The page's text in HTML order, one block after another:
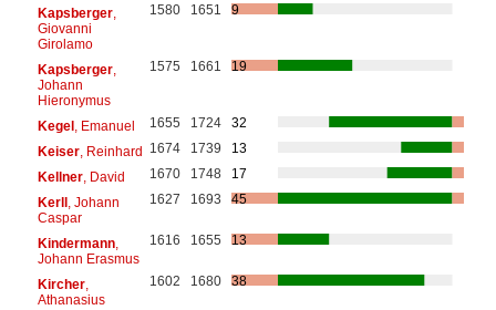
Kapsberger,
Giovanni
Girolamo
1580 1651 9
Kapsberger,
Johann
Hieronymus
1575 1661 19
Kegel, Emanuel 1655 1724
32
Keiser, Reinhard 1674 1739
13
Kellner, David 1670 1748
17
Kerll, Johann
Caspar
1627 1693 45
Kindermann,
Johann Erasmus
1616 1655 13
Kircher,
Athanasius
1602 1680 38